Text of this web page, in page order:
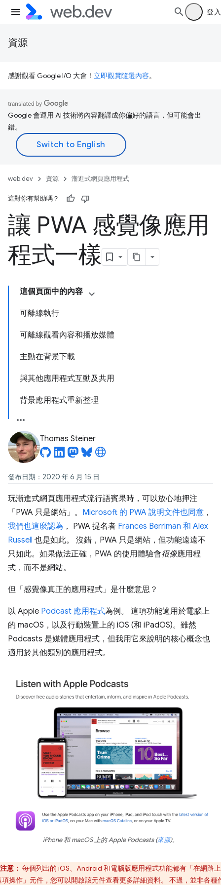
登入
資源
感謝觀看 Google I/O 大會！ 立即觀賞隨選內容。
Google 會運用 AI 技術將內容翻譯成你偏好的語言，但可能會出
錯。
web.dev 資源 漸進式網頁應用程式
這對你有幫助嗎？
讓 PWA 感覺像應用
程式一樣
這個頁面中的內容
可離線執行
可離線觀看內容和播放媒體
主動在背景下載
與其他應用程式互動及共用
背景應用程式重新整理
Thomas Steiner
發布日期：2020 年 6 月 15 日
玩漸進式網頁應用程式流行語賓果時，可以放心地押注
「PWA 只是網站」。 Microsoft 的 PWA 說明文件也同意 ，
我們也這麼認為 ， PWA 提名者 Frances Berriman 和 Alex
Russell 也是如此。 沒錯，PWA 只是網站，但功能遠遠不
只如此。如果做法正確，PWA 的使用體驗會很像應用程
式，而不是網站。
但「感覺像真正的應用程式」是什麼意思？
以 Apple Podcast 應用程式為例。 這項功能適用於電腦上
的 macOS，以及行動裝置上的 iOS (和 iPadOS)。雖然
Podcasts 是媒體應用程式，但我用它來說明的核心概念也
適用於其他類別的應用程式。
iPhone 和 macOS 上的 Apple Podcasts (來源)。
注意： 每個列出的 iOS、Android 和電腦版應用程式功能都有「在網路
操作」 元件，您可以開啟該元件查看更多詳細資料。 不過，並非各種